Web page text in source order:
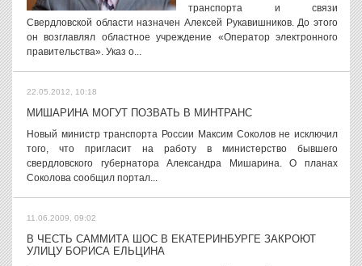
транспорта и связи
Свердловской области назначен Алексей Рукавишников. До этого
он возглавлял областное учреждение «Оператор электронного
правительства». Указ о...
22.05.2012, 10:18
МИШАРИНА МОГУТ ПОЗВАТЬ В МИНТРАНС
Новый министр транспорта России Максим Соколов не исключил
того, что пригласит на работу в министерство бывшего
свердловского губернатора Александра Мишарина. О планах
Соколова сообщил портал...
11.06.2009, 09:02
В ЧЕСТЬ САММИТА ШОС В ЕКАТЕРИНБУРГЕ ЗАКРОЮТ
УЛИЦУ БОРИСА ЕЛЬЦИНА